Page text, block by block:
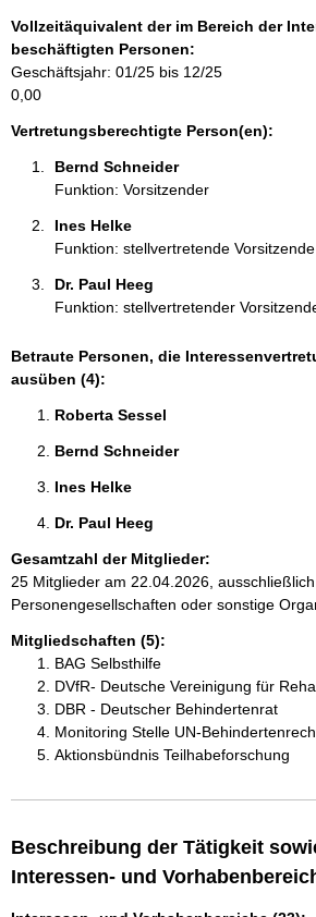
t
i
o
n
e
Vollzeitäquivalent der im Bereich der
beschäftigten Personen:
Geschäftsjahr: 01/25 bis 12/25
0,00
Vertretungsberechtigte Person(en):
Bernd Schneider
Funktion: Vorsitzender
Ines Helke
Funktion: stellvertretende Vorsitzende
Dr. Paul Heeg
Funktion: stellvertretender
Betraute Personen, die
ausüben (4):
Roberta Sessel
Bernd Schneider
Ines Helke
Dr. Paul Heeg
Gesamtzahl der Mitglieder:
25 Mitglieder am 22.04.2026,
Personengesellschaften oder sonstige
Mitgliedschaften (5):
BAG Selbsthilfe
DVfR- Deutsche Vereinigung für
DBR - Deutscher Behindertenrat
Monitoring Stelle UN-
Aktionsbündnis Teilhabeforschung
Beschreibung der Tätigkeit
Interessen- und